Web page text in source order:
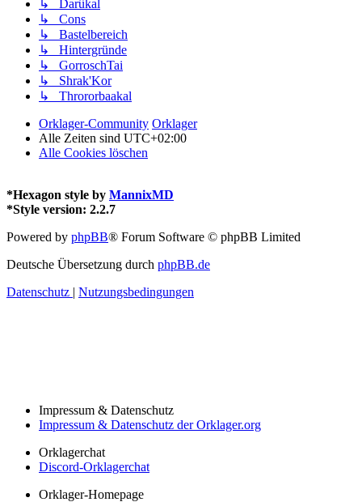
↳ Darûkal
↳ Cons
↳ Bastelbereich
↳ Hintergründe
↳ GorroschTai
↳ Shrak'Kor
↳ Thrororbaakal
Orklager-Community Orklager
Alle Zeiten sind UTC+02:00
Alle Cookies löschen
*Hexagon style by MannixMD
*Style version: 2.2.7
Powered by phpBB® Forum Software © phpBB Limited
Deutsche Übersetzung durch phpBB.de
Datenschutz | Nutzungsbedingungen
Impressum & Datenschutz
Impressum & Datenschutz der Orklager.org
Orklagerchat
Discord-Orklagerchat
Orklager-Homepage